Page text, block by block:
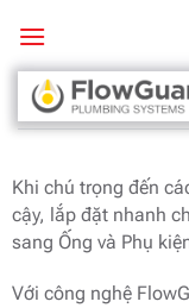
qua
nội
dungTrang chủ/
công trình thương
Khi chú trọng đến
cậy, lắp đặt nhanh
sang Ống và Phụ
Với công nghệ